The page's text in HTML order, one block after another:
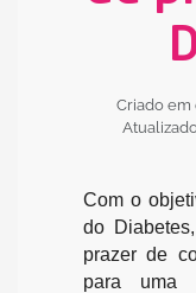
Criado em
Com o
do
prazer de
para uma